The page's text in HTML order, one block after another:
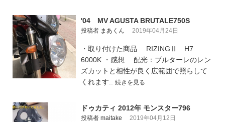
'04 MV AGUSTA BRUTALE750S
投稿者 まあくん 2019年04月24日
・取り付けた商品 RIZINGⅡ H7
6000K ・感想 配光：ブルターレのレン
ズカットと相性が良く広範囲で照らして
くれます.. 続きを見る
ドゥカティ 2012年 モンスター796
投稿者 maitake 2019年04月12日